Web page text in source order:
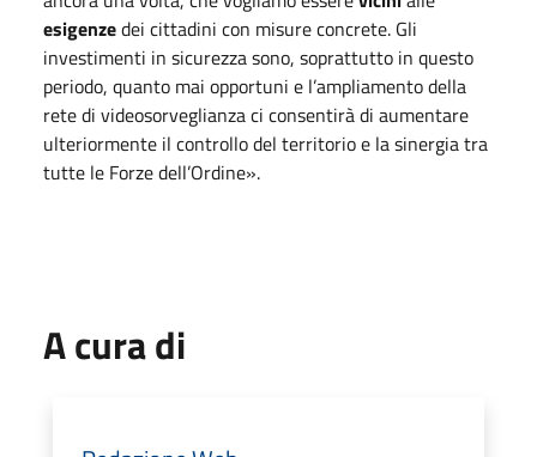
esigenzedei cittadini con misure concrete. Gli
investimenti in sicurezza sono, soprattutto in questo
periodo, quanto mai opportuni e l’ampliamento della
rete di videosorveglianza ci consentirà di aumentare
ulteriormente il controllo del territorio e la sinergia tra
tutte le Forze dell’Ordine».
A cura di